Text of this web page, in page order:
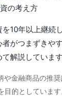
の考え方
10年以上継続
がつまずきや
解説しています
や金融商品の推
的としています